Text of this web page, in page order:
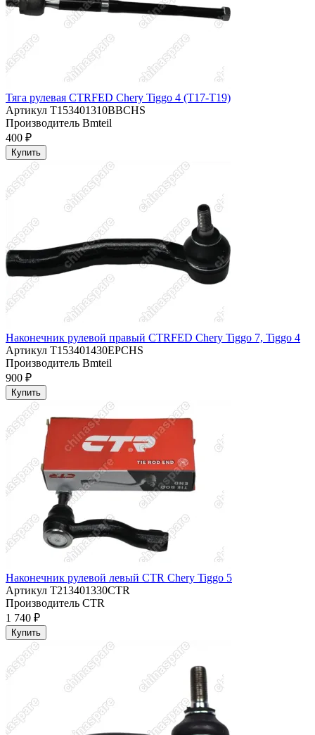
Тяга рулевая CTRFED Chery Tiggo 4 (T17-T19)
Артикул T153401310BBCHS
Производитель Bmteil
400 ₽
Купить
Наконечник рулевой правый CTRFED Chery Tiggo 7, Tiggo 4
Артикул T153401430EPCHS
Производитель Bmteil
900 ₽
Купить
Наконечник рулевой левый CTR Chery Tiggo 5
Артикул T213401330CTR
Производитель CTR
1 740 ₽
Купить